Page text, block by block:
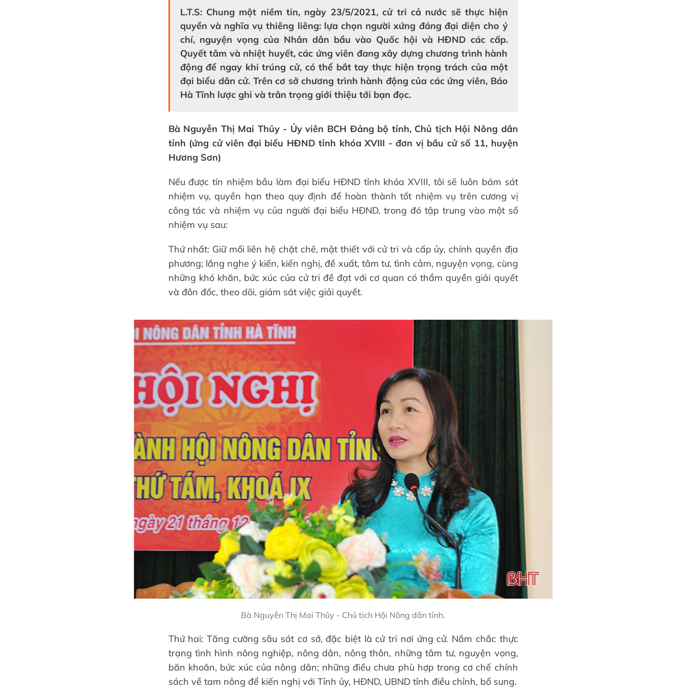
L.T.S: Chung một niềm tin, ngày 23/5/2021, cử tri cả nước sẽ thực hiện
quyền và nghĩa vụ thiêng liêng: lựa chọn người xứng đáng đại diện cho ý
chí, nguyện vọng của Nhân dân bầu vào Quốc hội và HĐND các cấp.
Quyết tâm và nhiệt huyết, các ứng viên đang xây dựng chương trình hành
động để ngay khi trúng cử, có thể bắt tay thực hiện trọng trách của một
đại biểu dân cử. Trên cơ sở chương trình hành động của các ứng viên, Báo
Hà Tĩnh lược ghi và trân trọng giới thiệu tới bạn đọc.
Bà Nguyễn Thị Mai Thủy - Ủy viên BCH Đảng bộ tỉnh, Chủ tịch Hội Nông dân
tỉnh (ứng cử viên đại biểu HĐND tỉnh khóa XVIII - đơn vị bầu cử số 11, huyện
Hương Sơn)
Nếu được tín nhiệm bầu làm đại biểu HĐND tỉnh khóa XVIII, tôi sẽ luôn bám sát
nhiệm vụ, quyền hạn theo quy định để hoàn thành tốt nhiệm vụ trên cương vị
công tác và nhiệm vụ của người đại biểu HĐND, trong đó tập trung vào một số
nhiệm vụ sau:
Thứ nhất: Giữ mối liên hệ chặt chẽ, mật thiết với cử tri và cấp ủy, chính quyền địa
phương; lắng nghe ý kiến, kiến nghị, đề xuất, tâm tư, tình cảm, nguyện vọng, cùng
những khó khăn, bức xúc của cử tri đề đạt với cơ quan có thẩm quyền giải quyết
và đôn đốc, theo dõi, giám sát việc giải quyết.
Bà Nguyễn Thị Mai Thủy - Chủ tịch Hội Nông dân tỉnh.
Thứ hai: Tăng cường sâu sát cơ sở, đặc biệt là cử tri nơi ứng cử. Nắm chắc thực
trạng tình hình nông nghiệp, nông dân, nông thôn, những tâm tư, nguyện vọng,
băn khoăn, bức xúc của nông dân; những điều chưa phù hợp trong cơ chế chính
sách về tam nông để kiến nghị với Tỉnh ủy, HĐND, UBND tỉnh điều chỉnh, bổ sung.